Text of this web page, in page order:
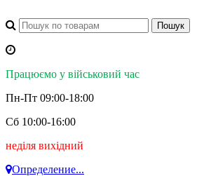
Працюємо у військовий час
Пн-Пт 09:00-18:00
Сб 10:00-16:00
неділя вихідний
Определение...